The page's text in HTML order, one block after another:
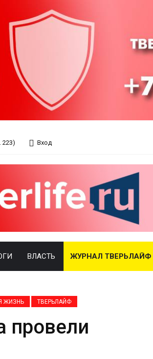
223) Вход
ВЛАСТЬ ЖУРНАЛ ТВЕРЬЛАЙФ
ЖИЗНЬ ТВЕРЬЛАЙФ
провели